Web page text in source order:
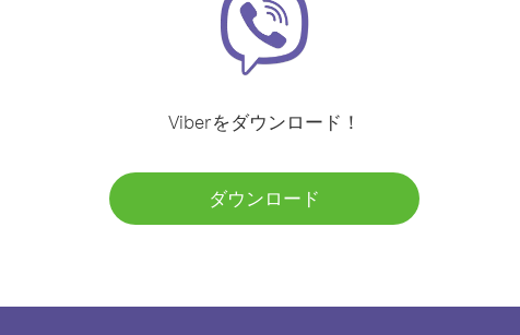
Viberをダウンロード！
ダウンロード